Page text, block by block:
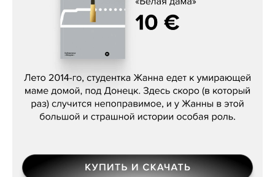
Сергей Лебедев, «Белая дама»